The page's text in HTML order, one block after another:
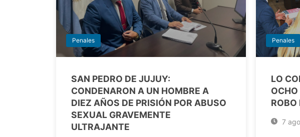
Penales
SAN PEDRO DE JUJUY:
CONDENARON A UN HOMBRE A
DIEZ AÑOS DE PRISIÓN POR ABUSO
SEXUAL GRAVEMENTE
ULTRAJANTE
Penales
LO
OCHO
ROBO
7